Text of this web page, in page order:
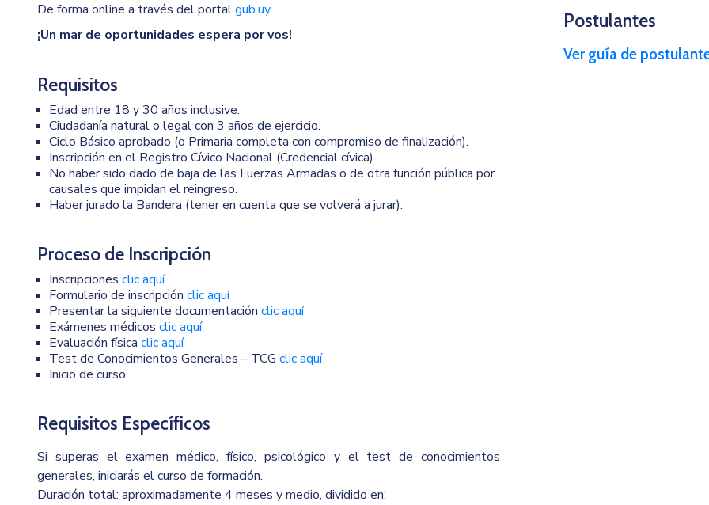
De forma online a través del portalgub.uy
¡Un mar de oportunidades espera por vos!
Requisitos
Edad entre 18 y 30 años inclusive.
Ciudadanía natural o legal con 3 años de ejercicio.
Ciclo Básico aprobado (o Primaria completa con compromiso de finalización).
Inscripción en el Registro Cívico Nacional (Credencial cívica)
No haber sido dado de baja de las Fuerzas Armadas o de otra función pública por
causales que impidan el reingreso.
Haber jurado la Bandera (tener en cuenta que se volverá a jurar).
Proceso de Inscripción
Inscripciones clic aquí
Formulario de inscripción clic aquí
Presentar la siguiente documentación clic aquí
Exámenes médicos clic aquí
Evaluación física clic aquí
Test de Conocimientos Generales – TCG clic aquí
Inicio de curso
Requisitos Específicos
Si superas el examen médico, físico, psicológico y el test de conocimientos
generales, iniciarás el curso de formación.
Duración total: aproximadamente 4 meses y medio, dividido en:
Postulantes
Ver guía de